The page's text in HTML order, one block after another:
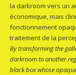
la darkroom vers un
économique, mais
fonctionnement
traitement de la
By transforming the
darkroom to another
black box whose